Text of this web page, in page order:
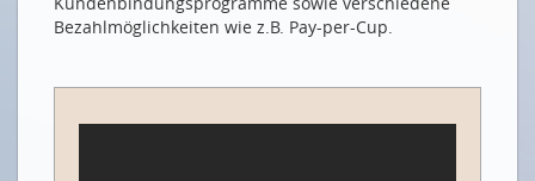
DATEN IM ENERGIESEKTOR
DATEN FÜR URBANE LEBENSRÄUME
Bezahlmöglichkeiten wie z.B. Pay-per-Cup.